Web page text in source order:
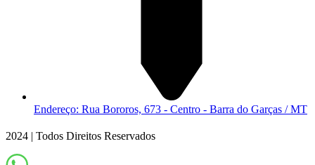
Endereço: Rua Bororos, 673 - Centro - Barra do Garças / MT
2024 | Todos Direitos Reservados